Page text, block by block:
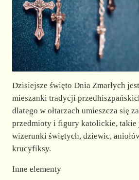
Dzisiejsze święto Dnia Zmarłych
mieszanki tradycji
dlatego w ołtarzach umieszcza się
przedmioty i figury katolickie, takie
wizerunki świętych, dziewic,
krucyfiksy.
Inne elementy